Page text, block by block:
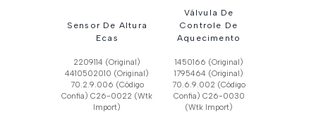
Sensor De Altura
Ecas
2209114 (Original)
4410502010 (Original)
70.2.9.006 (Código
Confia) C26-0022 (Wtk
Import)
Válvula De
Controle De
Aquecimento
1450166 (Original)
1795464 (Original)
70.6.9.002 (Código
Confia) C26-0030
(Wtk Import)